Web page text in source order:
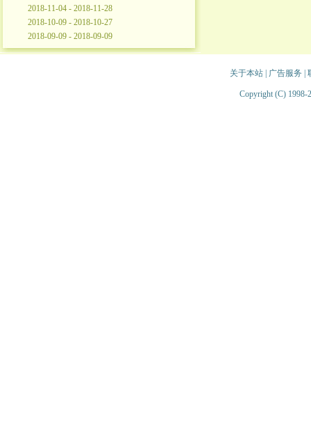
2018-11-04 - 2018-11-28
2018-10-09 - 2018-10-27
2018-09-09 - 2018-09-09
关于本站| 广告服务
Copyright (C) 1998-